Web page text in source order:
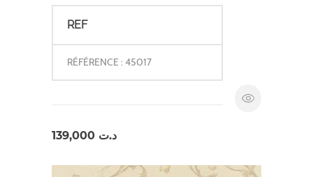
REF
RÉFÉRENCE : 45017
د.ت